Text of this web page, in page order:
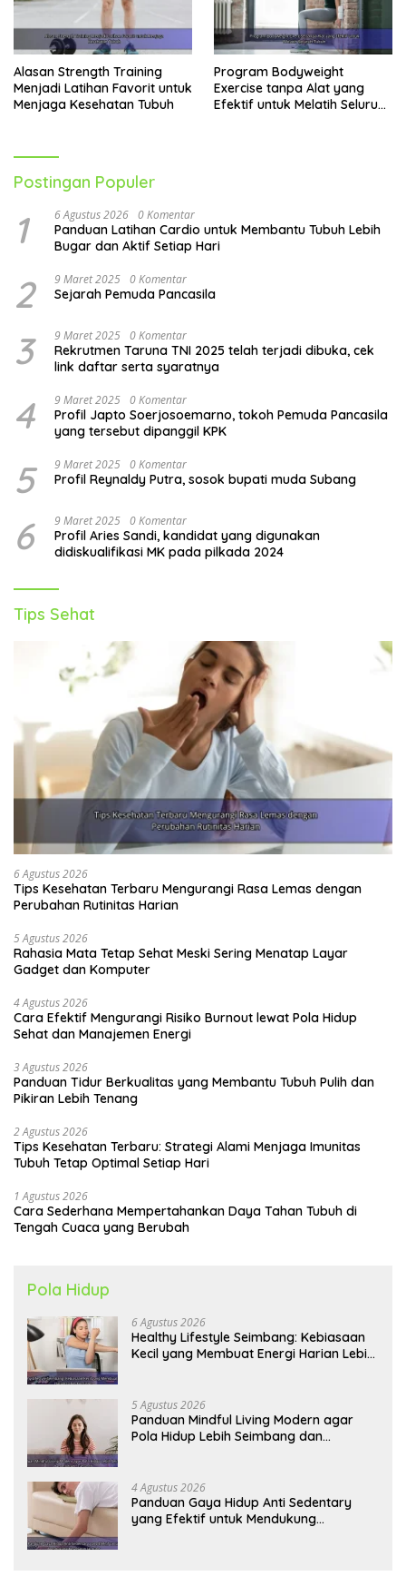
Alasan Strength Training
Menjadi Latihan Favorit untuk
Menjaga Kesehatan Tubuh
Program Bodyweight
Exercise tanpa Alat yang
Efektif untuk Melatih Seluruh
Postingan Populer
1 6 Agustus 2026 0 Komentar
Panduan Latihan Cardio untuk Membantu Tubuh Lebih
Bugar dan Aktif Setiap Hari
2 9 Maret 2025 0 Komentar
Sejarah Pemuda Pancasila
3 9 Maret 2025 0 Komentar
Rekrutmen Taruna TNI 2025 telah terjadi dibuka, cek
link daftar serta syaratnya
4 9 Maret 2025 0 Komentar
Profil Japto Soerjosoemarno, tokoh Pemuda Pancasila
yang tersebut dipanggil KPK
5 9 Maret 2025 0 Komentar
Profil Reynaldy Putra, sosok bupati muda Subang
6 9 Maret 2025 0 Komentar
Profil Aries Sandi, kandidat yang digunakan
didiskualifikasi MK pada pilkada 2024
Tips Sehat
6 Agustus 2026
Tips Kesehatan Terbaru Mengurangi Rasa Lemas dengan
Perubahan Rutinitas Harian
5 Agustus 2026
Rahasia Mata Tetap Sehat Meski Sering Menatap Layar
Gadget dan Komputer
4 Agustus 2026
Cara Efektif Mengurangi Risiko Burnout lewat Pola Hidup
Sehat dan Manajemen Energi
3 Agustus 2026
Panduan Tidur Berkualitas yang Membantu Tubuh Pulih dan
Pikiran Lebih Tenang
2 Agustus 2026
Tips Kesehatan Terbaru: Strategi Alami Menjaga Imunitas
Tubuh Tetap Optimal Setiap Hari
1 Agustus 2026
Cara Sederhana Mempertahankan Daya Tahan Tubuh di
Tengah Cuaca yang Berubah
Pola Hidup
6 Agustus 2026
Healthy Lifestyle Seimbang: Kebiasaan
Kecil yang Membuat Energi Harian Lebih
5 Agustus 2026
Panduan Mindful Living Modern agar
Pola Hidup Lebih Seimbang dan
4 Agustus 2026
Panduan Gaya Hidup Anti Sedentary
yang Efektif untuk Mendukung